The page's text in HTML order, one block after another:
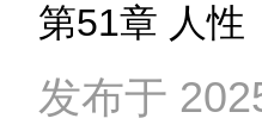
第51章 人性
发布于